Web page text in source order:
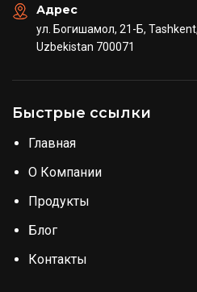
Адрес
ул. Богишамол, 21-Б, Tashkent,
Uzbekistan 700071
Быстрые ссылки
Главная
О Компании
Продукты
Блог
Контакты